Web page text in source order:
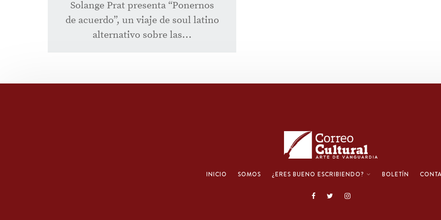
Solange Prat presenta “Ponernos
de acuerdo”, un viaje de soul latino
alternativo sobre las…
INICIO SOMOS ¿ERES BUENO ESCRIBIENDO? BOLETÍN